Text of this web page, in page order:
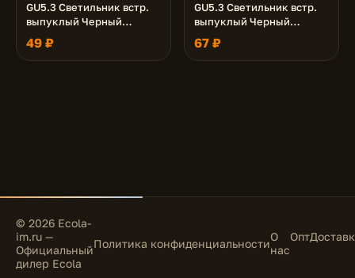
GU5.3 Светильник встр.
выпуклый Черный
матовый 30x80 (кd74)
49 ₽
GU5.3 Светильник встр.
выпуклый Черный
матовый 30x80 - 2pack
(кd74)
67 ₽
© 2026 Ecola-
im.ru —
Официальный
дилер Ecola
Политика конфиденциальностиО
нас
Опт